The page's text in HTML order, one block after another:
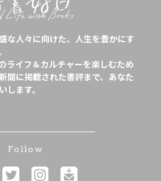
な人々に向けた、人生を豊かにす
ライフ＆カルチャーを楽しむため
聞に掲載された書評まで、あなた
します。
Follow